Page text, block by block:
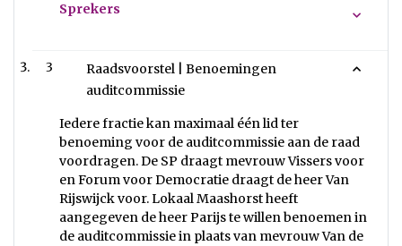
Sprekers
3
Raadsvoorstel | Benoemingen
auditcommissie
Iedere fractie kan maximaal één lid ter
benoeming voor de auditcommissie aan de raad
voordragen. De SP draagt mevrouw Vissers voor
en Forum voor Democratie draagt de heer Van
Rijswijck voor. Lokaal Maashorst heeft
aangegeven de heer Parijs te willen benoemen in
de auditcommissie in plaats van mevrouw Van de